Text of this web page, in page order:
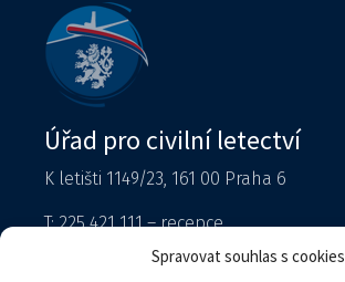
Spravovat souhlas s cookies
Úřad pro civilní letectví
K letišti 1149/23, 161 00 Praha 6
T: 225 421 111 – recepce